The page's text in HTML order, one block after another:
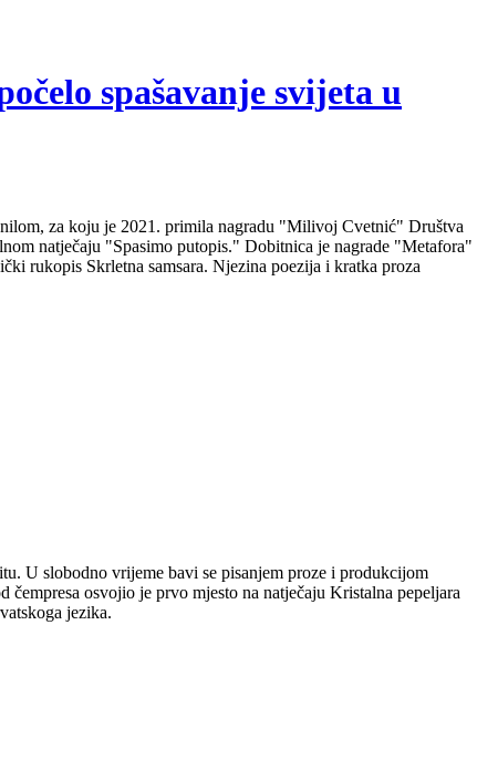
spašavanje svijeta u
za koju je 2021. primila nagradu "Milivoj Cvetnić" Društva
natječaju "Spasimo putopis." Dobitnica je nagrade "Metafora"
rukopis Skrletna samsara. Njezina poezija i kratka proza
U slobodno vrijeme bavi se pisanjem proze i produkcijom
osvojio je prvo mjesto na natječaju Kristalna pepeljara
jezika.